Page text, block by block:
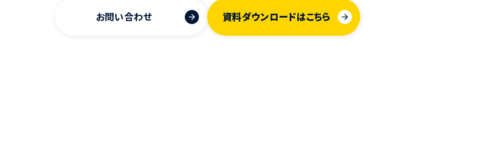
お問い合わせ arrow_forward 資料ダウンロードはこちら arrow_forward